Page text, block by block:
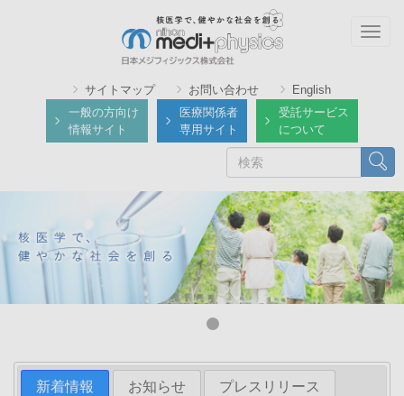
サイトマップ お問い合わせ
English
一般の方向け
情報サイト
医療関係者
専用サイト
受託サービス
について
検索
新着情報 お知らせ プレスリリース